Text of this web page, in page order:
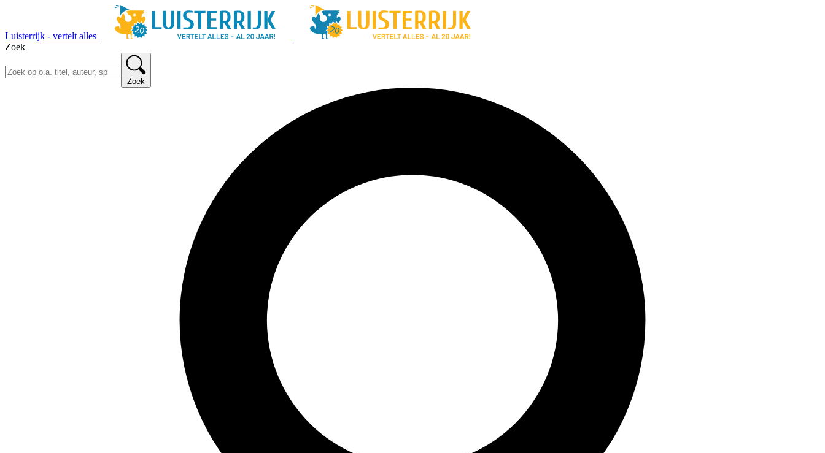
Luisterrijk - vertelt alles
Zoek
Zoek